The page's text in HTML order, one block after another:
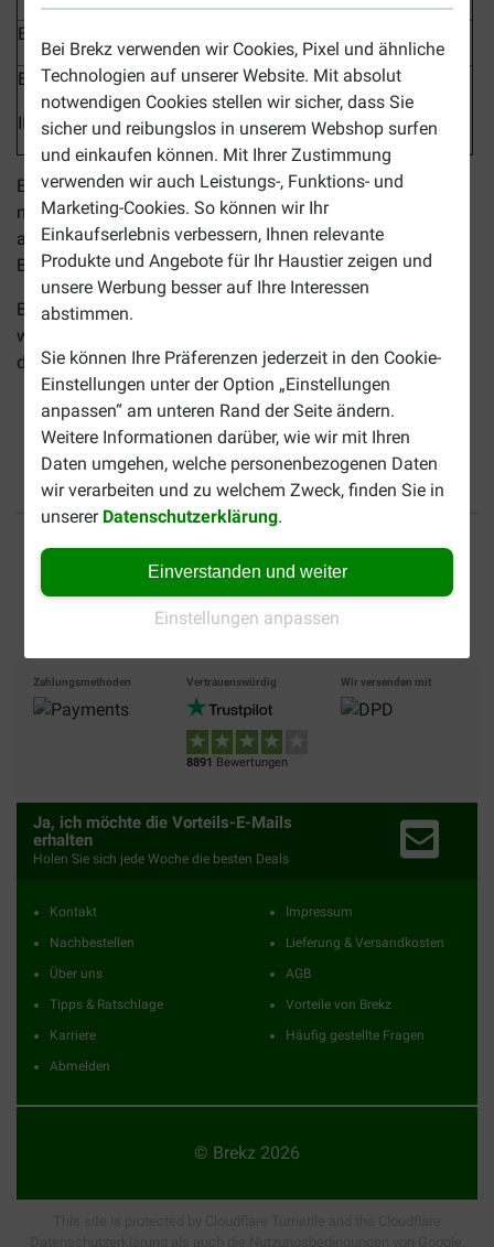
Bei Brekz verwenden wir Cookies, Pixel und ähnliche
Technologien auf unserer Website. Mit absolut
notwendigen Cookies stellen wir sicher, dass Sie
sicher und reibungslos in unserem Webshop surfen
und einkaufen können. Mit Ihrer Zustimmung
verwenden wir auch Leistungs-, Funktions- und
Marketing-Cookies. So können wir Ihr
Einkaufserlebnis verbessern, Ihnen relevante
Produkte und Angebote für Ihr Haustier zeigen und
unsere Werbung besser auf Ihre Interessen
abstimmen.
Sie können Ihre Präferenzen jederzeit in den Cookie-
Einstellungen unter der Option „Einstellungen
anpassen“ am unteren Rand der Seite ändern.
Weitere Informationen darüber, wie wir mit Ihren
Daten umgehen, welche personenbezogenen Daten
wir verarbeiten und zu welchem Zweck, finden Sie in
unserer Datenschutzerklärung.
Einverstanden und weiter
Einstellungen anpassen
Bankleitzahl:
Bankname:
IBAN
Deutsche Bank in Zurich
CH75 8780 1003 0006 32000
Es ist wichtig, dass Sie die Eingaben der Zahlung korrekt
machen. Wenn die Zahlungsdaten nicht ordnungsgemäß
ausgefüllt wurden oder fehlen, sind wir gezwungen Ihre
Bestellung als nicht erfüllt zu betrachten.
Bitte beachten Sie, wenn Sie die Zahlung per Vorauskasse
wählen, wird Ihre Bestellung erst versendet, nachdem wir
das Geld aus Ihrem Transfer erhalten haben!
<zur vorherigen Seite
Bis 30% günstiger
Versandkostenfrei ab 69
Zahlungsmethoden Vertrauenswürdig
8891 Bewertungen
Wir versenden mit
Ja, ich möchte die Vorteils-E-Mails
erhalten
Holen Sie sich jede Woche die besten Deals
Kontakt
Nachbestellen
Über uns
Tipps & Ratschlage
Karriere
Abmelden
Impressum
Lieferung & Versandkosten
AGB
Vorteile von Brekz
Häufig gestellte Fragen
© Brekz 2026